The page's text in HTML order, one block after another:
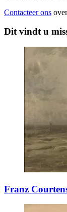
Contacteer ons
Dit vindt u
Franz